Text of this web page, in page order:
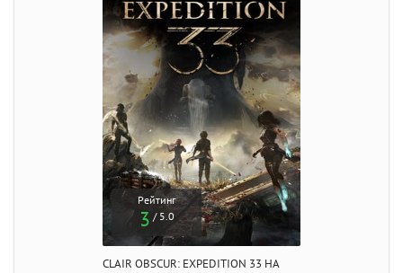
Рейтинг
3 / 5.0
CLAIR OBSCUR: EXPEDITION 33 НА